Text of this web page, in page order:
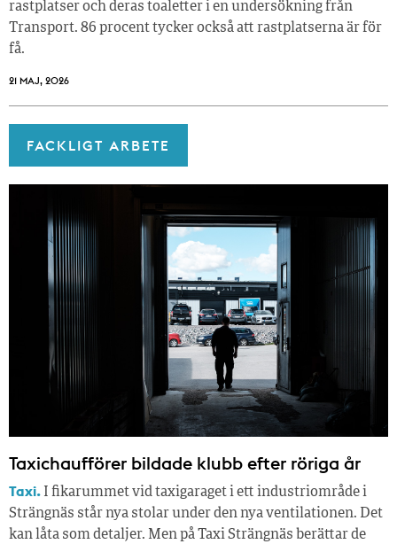
rastplatser och deras toaletter i en undersökning från
Transport. 86 procent tycker också att rastplatserna är för
få.
21 MAJ, 2026
FACKLIGT ARBETE
Taxichaufförer bildade klubb efter röriga år
Taxi. I fikarummet vid taxigaraget i ett industriområde i
Strängnäs står nya stolar under den nya ventilationen. Det
kan låta som detaljer. Men på Taxi Strängnäs berättar de